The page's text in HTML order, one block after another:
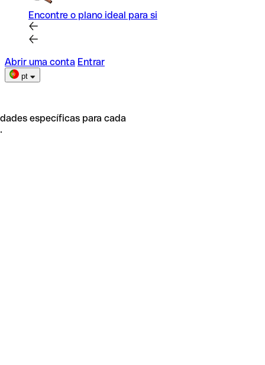
Encontre o plano ideal para si
Abrir uma conta Entrar
pt
específicas para cada